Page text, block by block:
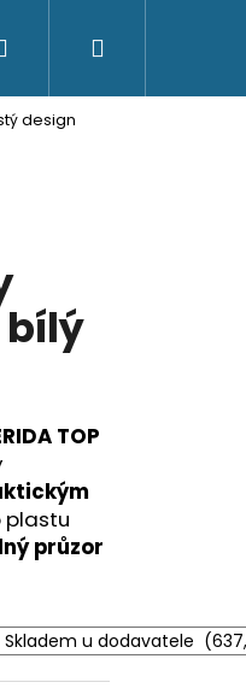
Přihlášení
design
TOP
plastu
průzor